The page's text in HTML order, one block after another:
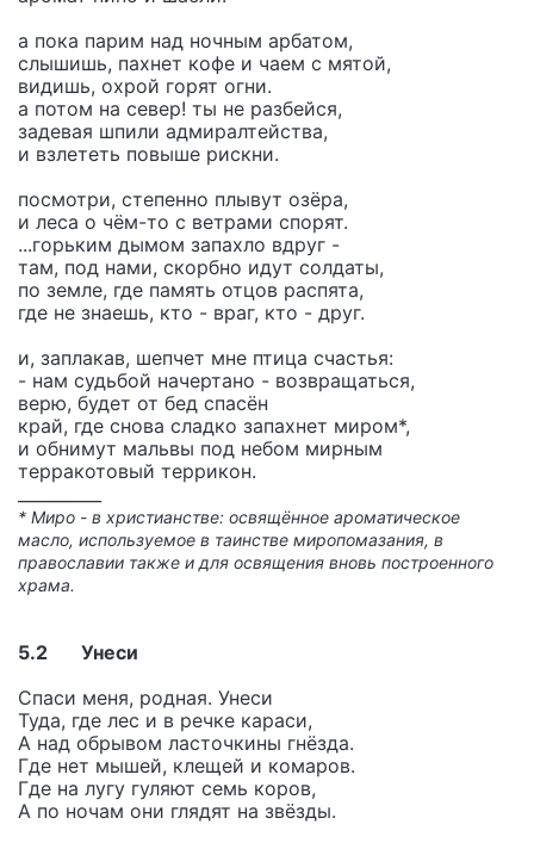
а пока парим над ночным арбатом,
слышишь, пахнет кофе и чаем с мятой,
видишь, охрой горят огни.
а потом на север! ты не разбейся,
задевая шпили адмиралтейства,
и взлететь повыше рискни.
посмотри, степенно плывут озёра,
и леса о чём-то с ветрами спорят.
...горьким дымом запахло вдруг -
там, под нами, скорбно идут солдаты,
по земле, где память отцов распята,
где не знаешь, кто - враг, кто - друг.
и, заплакав, шепчет мне птица счастья:
- нам судьбой начертано - возвращаться,
верю, будет от бед спасён
край, где снова сладко запахнет миром*,
и обнимут мальвы под небом мирным
терракотовый террикон.
* Миро - в христианстве: освящённое ароматическое
масло, используемое в таинстве миропомазания, в
православии также и для освящения вновь построенного
храма.
5.2 Унеси
Спаси меня, родная. Унеси
Туда, где лес и в речке караси,
А над обрывом ласточкины гнёзда.
Где нет мышей, клещей и комаров.
Где на лугу гуляют семь коров,
А по ночам они глядят на звёзды.